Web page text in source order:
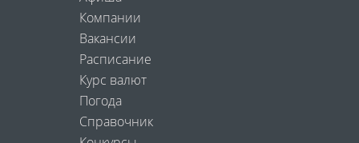
Компании
Вакансии
Расписание
Курс валют
Погода
Справочник